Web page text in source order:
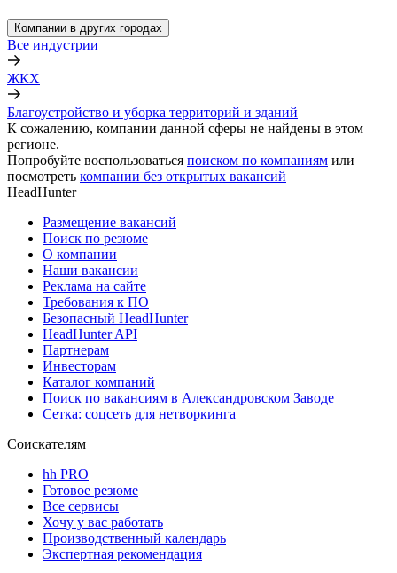
Компании в других городах
Все индустрии
ЖКХ
Благоустройство и уборка территорий и зданий
К сожалению, компании данной сферы не найдены в этом
регионе.
Попробуйте воспользоваться поиском по компаниям или
посмотреть компании без открытых вакансий
HeadHunter
Размещение вакансий
Поиск по резюме
О компании
Наши вакансии
Реклама на сайте
Требования к ПО
Безопасный HeadHunter
HeadHunter API
Партнерам
Инвесторам
Каталог компаний
Поиск по вакансиям в Александровском Заводе
Сетка: соцсеть для нетворкинга
Соискателям
hh PRO
Готовое резюме
Все сервисы
Хочу у вас работать
Производственный календарь
Экспертная рекомендация